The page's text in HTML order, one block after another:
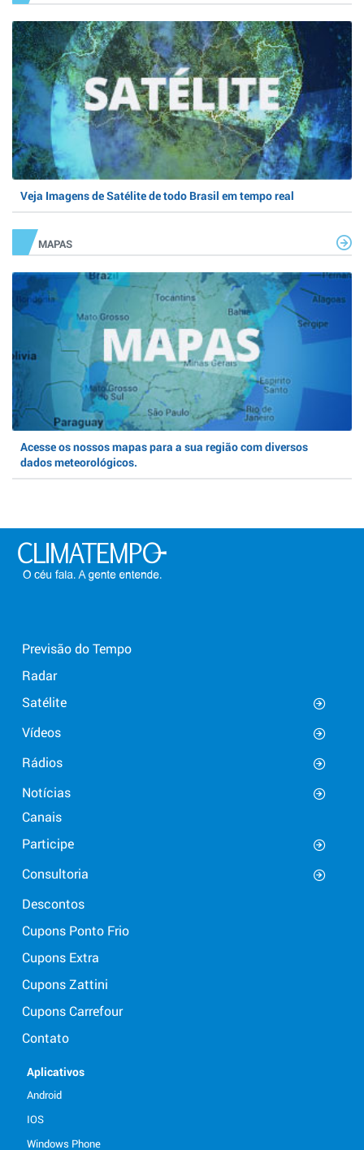
Veja Imagens de Satélite de todo Brasil em tempo real
MAPAS
Acesse os nossos mapas para a sua região com diversos
dados meteorológicos.
Previsão do Tempo
Radar
Satélite
Vídeos
Rádios
Notícias
Canais
Participe
Consultoria
Descontos
Cupons Ponto Frio
Cupons Extra
Cupons Zattini
Cupons Carrefour
Contato
Aplicativos
Android
IOS
Windows Phone